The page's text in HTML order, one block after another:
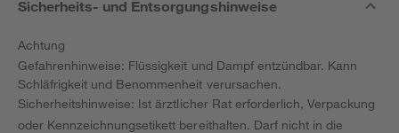
Sicherheits- und Entsorgungshinweise
Achtung
Gefahrenhinweise: Flüssigkeit und Dampf entzündbar. Kann
Schläfrigkeit und Benommenheit verursachen.
Sicherheitshinweise: Ist ärztlicher Rat erforderlich, Verpackung
oder Kennzeichnungsetikett bereithalten. Darf nicht in die